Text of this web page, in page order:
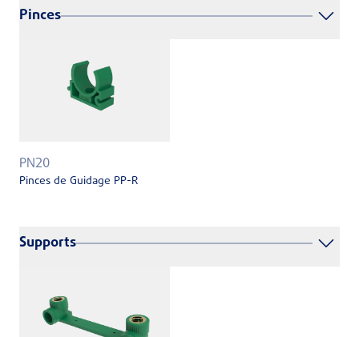
Pinces
PN20
Pinces de Guidage PP-R
Supports